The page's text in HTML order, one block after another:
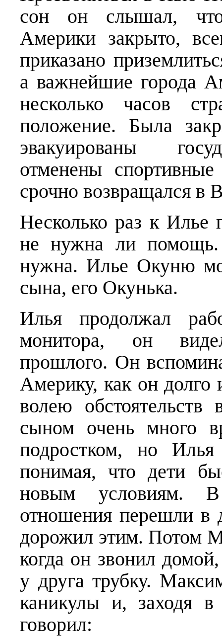
сон он слышал, что
Америки закрыто,
приказано
а важнейшие города
несколько часов
положение. Была
эвакуированы
отменены
срочно возвращался в
Несколько раз к
не нужна ли
нужна. Илье Окуню
сына, его Окунька.
Илья продолжал
монитора, он
прошлого. Он
Америку, как он долго
волею
сыном очень много
подростком, но
понимая, что дети
новым условиям. В
отношения перешли в
дорожил этим. Потом
когда он звонил
у друга трубку.
каникулы и, заходя
говорил: